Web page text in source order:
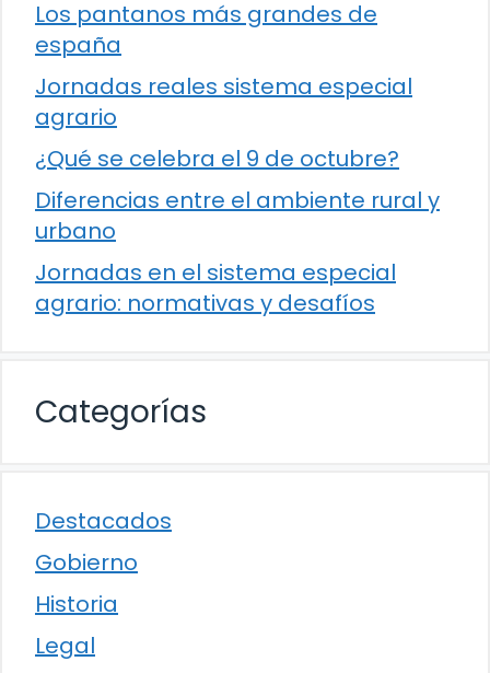
Los pantanos más grandes de
españa
Jornadas reales sistema especial
agrario
¿Qué se celebra el 9 de octubre?
Diferencias entre el ambiente rural y
urbano
Jornadas en el sistema especial
agrario: normativas y desafíos
Categorías
Destacados
Gobierno
Historia
Legal